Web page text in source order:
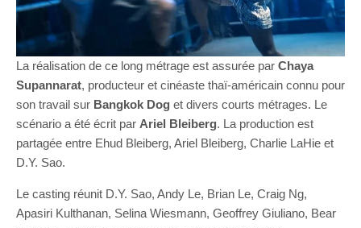
La réalisation de ce long métrage est assurée par Chaya
Supannarat, producteur et cinéaste thaï-américain connu pour
son travail sur Bangkok Dog et divers courts métrages. Le
scénario a été écrit par Ariel Bleiberg. La production est
partagée entre Ehud Bleiberg, Ariel Bleiberg, Charlie LaHie et
D.Y. Sao.
Le casting réunit D.Y. Sao, Andy Le, Brian Le, Craig Ng,
Apasiri Kulthanan, Selina Wiesmann, Geoffrey Giuliano, Bear